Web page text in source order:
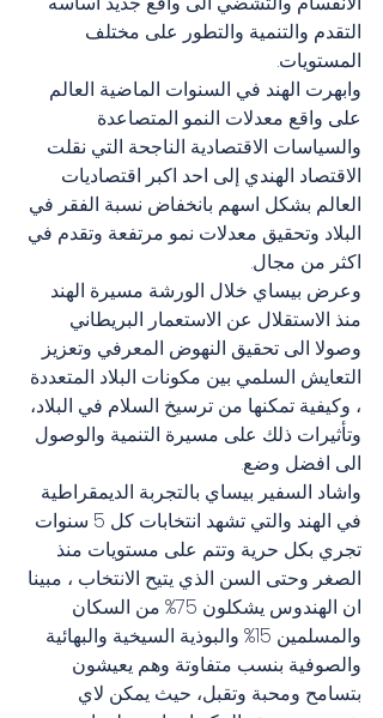
التقدم والتنمية والتطور على مختلف
المستويات.
وابهرت الهند في السنوات الماضية العالم
على واقع معدلات النمو المتصاعدة
والسياسات الاقتصادية الناجحة التي نقلت
الاقتصاد الهندي إلى احد اكبر اقتصاديات
العالم بشكل اسهم بانخفاض نسبة الفقر في
البلاد وتحقيق معدلات نمو مرتفعة وتقدم في
اكثر من مجال.
وعرض بيساي خلال الورشة مسيرة الهند
منذ الاستقلال عن الاستعمار البريطاني
وصولا الى تحقيق النهوض المعرفي وتعزيز
التعايش السلمي بين مكونات البلاد المتعددة
، وكيفية تمكنها من ترسيخ السلام في البلاد،
وتأثيرات ذلك على مسيرة التنمية والوصول
الى افضل وضع.
واشاد السفير بيساي بالتجربة الديمقراطية
في الهند والتي تشهد انتخابات كل 5 سنوات
تجري بكل حرية وتتم على مستويات منذ
الصغر وحتى السن الذي يتيح الانتخاب ، مبينا
ان الهندوس يشكلون 75% من السكان
والمسلمين 15% والبوذية السيخية والبهائية
والصوفية بنسب متفاوتة وهم يعيشون
بتسامح ومحبة وتقبل، حيث يمكن لاي